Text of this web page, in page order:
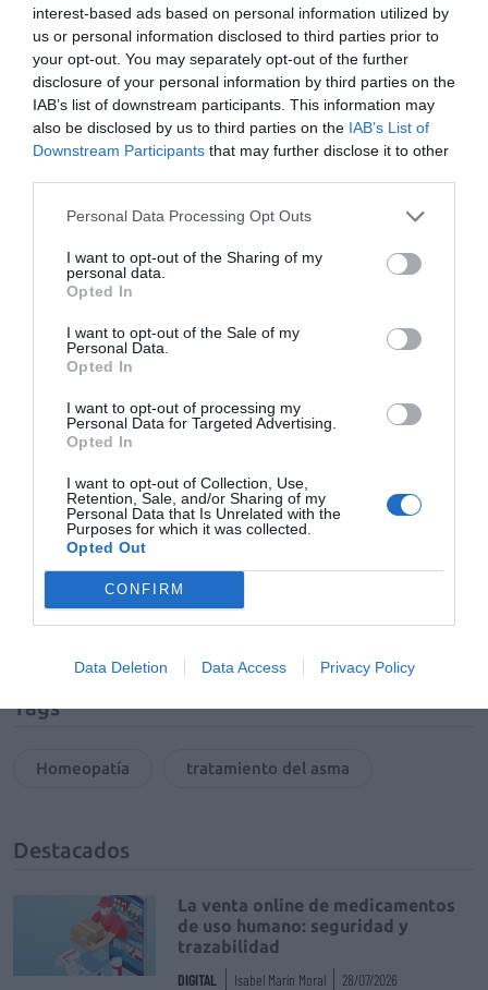
interest-based ads based on personal information utilized by
us or personal information disclosed to third parties prior to
your opt-out. You may separately opt-out of the further
disclosure of your personal information by third parties on the
IAB’s list of downstream participants. This information may
also be disclosed by us to third parties on the IAB’s List of
Downstream Participants that may further disclose it to other
Personal Data Processing Opt Outs
I want to opt-out of the Sharing of my
personal data.
Opted In
I want to opt-out of the Sale of my
Personal Data.
Opted In
I want to opt-out of processing my
Personal Data for Targeted Advertising.
Opted In
I want to opt-out of Collection, Use,
Retention, Sale, and/or Sharing of my
Personal Data that Is Unrelated with the
Purposes for which it was collected.
Opted Out
CONFIRM
Data Deletion Data Access Privacy Policy
Muchos de los pacientes asmáticos que acuden al
homeópata son crónicos y dependen del uso diario de
corticoides que se aplican generalmente mediante
inhalación. Por ello, no es una buena práctica retirar de
forma radical esos fármacos ya que podría suponer un
Entre los medicamentos homeopáticos útiles para
relajante del músculo que se contrae y estrecha los
bronquios durante
para combatir la tos persistente que agota al paciente.
«Y es que, al igual que ocurre en la medicina
convencional, hay medicamentos homeopáticos que
alivian los síntomas del paciente asmático, mientras que
otros intentan modificar a largo plazo la respuesta
enfermedad,», concluye el especialista.
AñadirEl Farmacéutico
de Google de forma gratuita
Mantente informado con las últimas noticias de actualidad.
ACTIVAR AHORA
Tags
Homeopatía tratamiento del asma
Destacados
La venta online de medicamentos
de uso humano: seguridad y
trazabilidad
DIGITAL Isabel Marín Moral 28/07/2026